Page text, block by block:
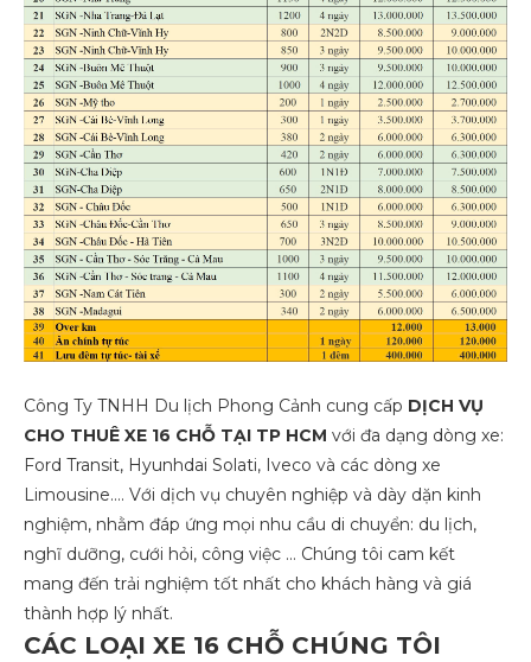
Công Ty TNHH Du lịch Phong Cảnh cung cấp DỊCH VỤ
CHO THUÊ XE 16 CHỖ TẠI TP HCM với đa dạng dòng xe:
Ford Transit, Hyunhdai Solati, Iveco và các dòng xe
Limousine…. Với dịch vụ chuyên nghiệp và dày dặn kinh
nghiệm, nhằm đáp ứng mọi nhu cầu di chuyển: du lịch,
nghĩ dưỡng, cưới hỏi, công việc … Chúng tôi cam kết
mang đến trải nghiệm tốt nhất cho khách hàng và giá
thành hợp lý nhất.
CÁC LOẠI XE 16 CHỖ CHÚNG TÔI